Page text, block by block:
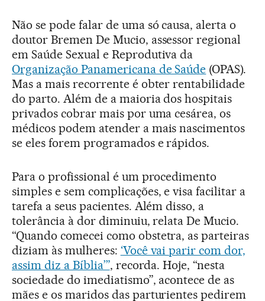
Não se pode falar de uma só causa, alerta o
doutor Bremen De Mucio, assessor regional
em Saúde Sexual e Reprodutiva da
Organização Panamericana de Saúde (OPAS).
Mas a mais recorrente é obter rentabilidade
do parto. Além de a maioria dos hospitais
privados cobrar mais por uma cesárea, os
médicos podem atender a mais nascimentos
se eles forem programados e rápidos.
Para o profissional é um procedimento
simples e sem complicações, e visa facilitar a
tarefa a seus pacientes. Além disso, a
tolerância à dor diminuiu, relata De Mucio.
“Quando comecei como obstetra, as parteiras
diziam às mulheres: ‘Você vai parir com dor,
assim diz a Bíblia’”, recorda. Hoje, “nesta
sociedade do imediatismo”, acontece de as
mães e os maridos das parturientes pedirem